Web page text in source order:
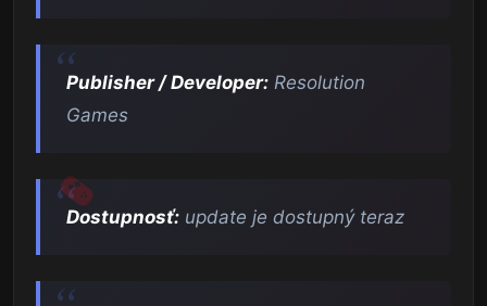
Publisher / Developer: Resolution
Games
Dostupnosť: update je dostupný teraz